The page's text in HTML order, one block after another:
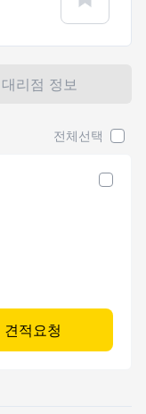
대리점 정보
전체선택
견적요청